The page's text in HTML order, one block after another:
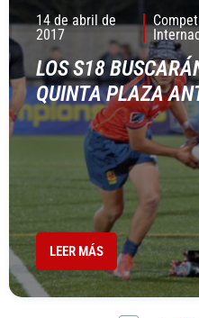
14 de abril de
2017
LOS S18
QUINTA PLAZA
LEER MÁS